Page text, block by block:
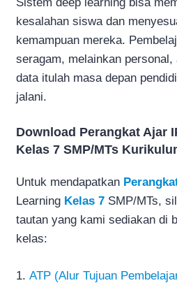
kesalahan siswa dan
kemampuan mereka.
seragam, melainkan
data itulah masa depan
jalani.
Download Perangkat Ajar
Kelas 7 SMP/MTs
Untuk mendapatkan
Learning Kelas 7 SMP/MTs,
tautan yang kami sediakan di
kelas:
ATP (Alur Tujuan